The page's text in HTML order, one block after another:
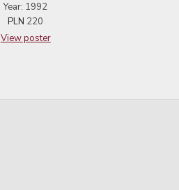
Year: 1992
PLN 220
View poster